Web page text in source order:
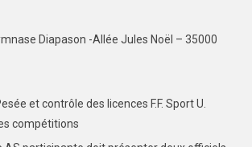
DE RENTREE
Diapason -Allée Jules Noël – 35000
et contrôle des licences F.F. Sport U.
compétitions